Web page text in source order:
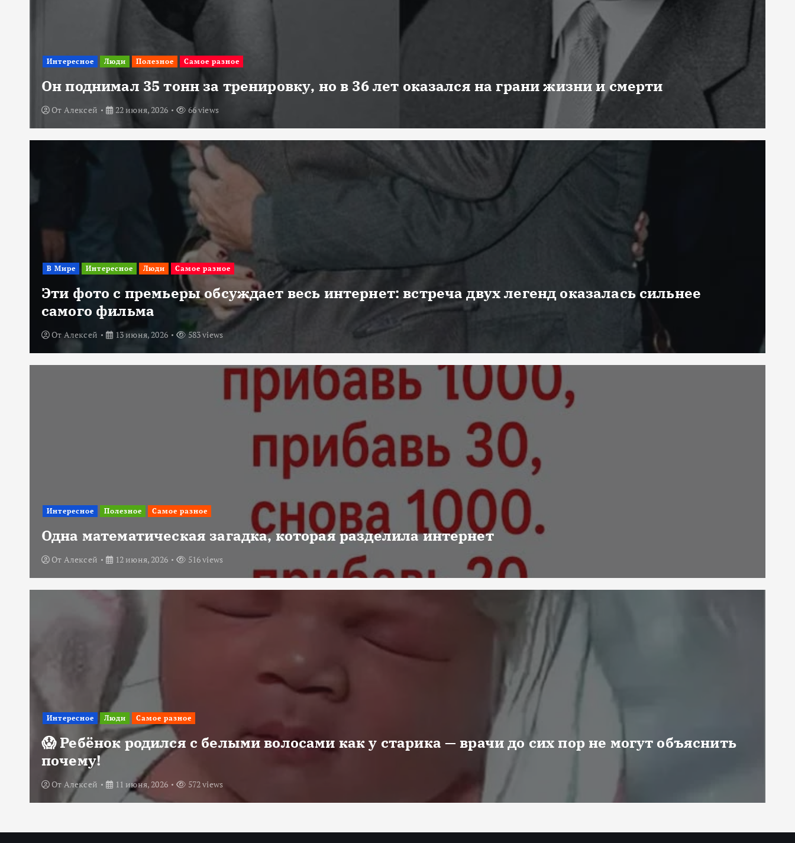
Интересное Люди Полезное Самое разное
Он поднимал 35 тонн за тренировку, но в 36 лет оказался на грани жизни и смерти
От Алексей 22 июня, 2026 66 views
В Мире Интересное Люди Самое разное
Эти фото с премьеры обсуждает весь интернет: встреча двух легенд оказалась сильнее
самого фильма
От Алексей 13 июня, 2026 583 views
Интересное Полезное Самое разное
Одна математическая загадка, которая разделила интернет
От Алексей 12 июня, 2026 516 views
Интересное Люди Самое разное
😱 Ребёнок родился с белыми волосами как у старика — врачи до сих пор не могут объяснить
почему!
От Алексей 11 июня, 2026 572 views